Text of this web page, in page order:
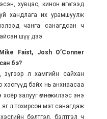
хувцас, кинон өнгө гээд
хандлага их урамшуулж
чанга санагдсан ч
шүү дээ.
Mike Faist, Josh O’Conner
бэ?
зүгээр л хамгийн сайхан
хэсгүүд байх нь анхнаасаа
залууг өмнө жилээс энэ
яг л тохирсон мэт санагдаж
бэлтгэл, бэлтгэл ч